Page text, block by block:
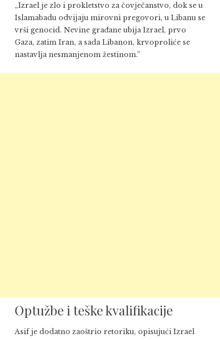
„Izrael je zlo i prokletstvo za čovječanstvo, dok se u
Islamabadu odvijaju mirovni pregovori, u Libanu se
vrši genocid. Nevine građane ubija Izrael, prvo
Gaza, zatim Iran, a sada Libanon, krvoproliće se
nastavlja nesmanjenom žestinom.”
Optužbe i teške kvalifikacije
Asif je dodatno zaoštrio retoriku, opisujući Izrael